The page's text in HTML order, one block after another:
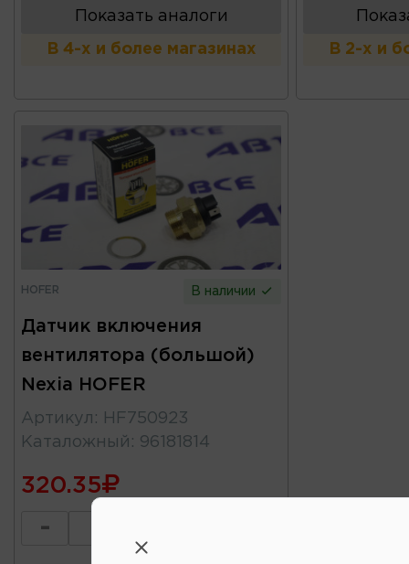
Показать аналоги
В 4-х и более магазинах В 2-х и
HOFER В наличии
Датчик включения
вентилятора (большой)
Nexia HOFER
Артикул :
HF750923
Каталожный : 96181814
320.35
-